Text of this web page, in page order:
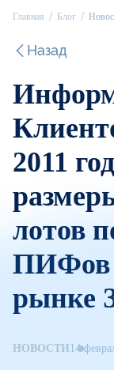
Главная Блог
Назад
2011
лотов
ПИФов
рынке
НОВОСТИ 14